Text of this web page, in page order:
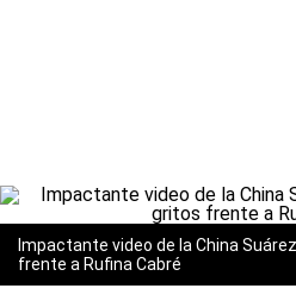
Impactante video de la China
frente a Rufina Cabré